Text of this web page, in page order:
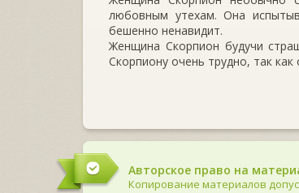
любовным утехам. Она
бешенно ненавидит.
Женщина Скорпион будучи
Скорпиону очень трудно, так как
Авторское право на
Копирование материалов